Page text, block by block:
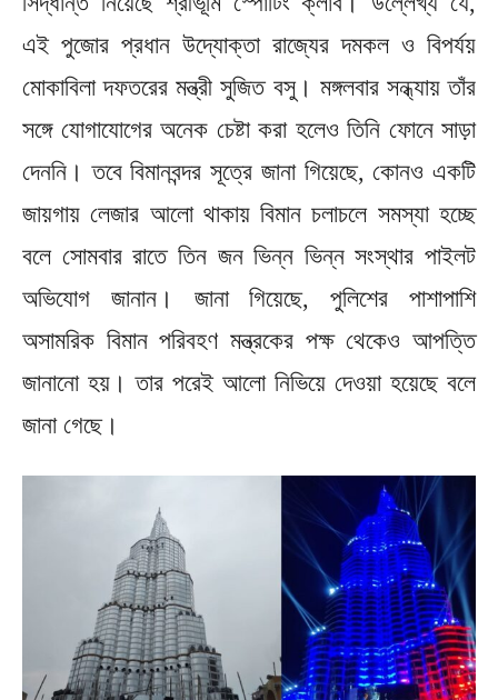
এই পুজোর প্রধান উদ্যোক্তা রাজ্যের দমকল ও বিপর্যয়
মোকাবিলা দফতরের মন্ত্রী সুজিত বসু। মঙ্গলবার সন্ধ্যায় তাঁর
সঙ্গে যোগাযোগের অনেক চেষ্টা করা হলেও তিনি ফোনে সাড়া
দেননি। তবে বিমানবন্দর সূত্রে জানা গিয়েছে, কোনও একটি
জায়গায় লেজার আলো থাকায় বিমান চলাচলে সমস্যা হচ্ছে
বলে সোমবার রাতে তিন জন ভিন্ন ভিন্ন সংস্থার পাইলট
অভিযোগ জানান। জানা গিয়েছে, পুলিশের পাশাপাশি
অসামরিক বিমান পরিবহণ মন্ত্রকের পক্ষ থেকেও আপত্তি
জানানো হয়। তার পরেই আলো নিভিয়ে দেওয়া হয়েছে বলে
জানা গেছে।